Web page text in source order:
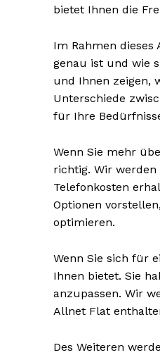
bietet Ihnen die
Im Rahmen
genau ist und wie
und Ihnen zeigen,
Unterschiede
für Ihre
Wenn Sie mehr
richtig. Wir
Telefonkosten
Optionen
optimieren.
Wenn Sie sich für
Ihnen bietet. Sie
anzupassen. Wir
Allnet Flat
Des Weiteren